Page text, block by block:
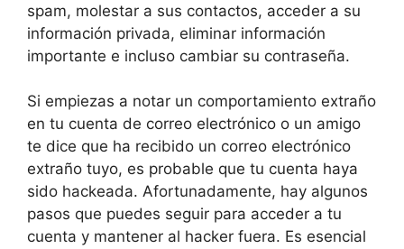
spam, molestar a sus contactos, acceder a su
información privada, eliminar información
importante e incluso cambiar su contraseña.
Si empiezas a notar un comportamiento extraño
en tu cuenta de correo electrónico o un amigo
te dice que ha recibido un correo electrónico
extraño tuyo, es probable que tu cuenta haya
sido hackeada. Afortunadamente, hay algunos
pasos que puedes seguir para acceder a tu
cuenta y mantener al hacker fuera. Es esencial